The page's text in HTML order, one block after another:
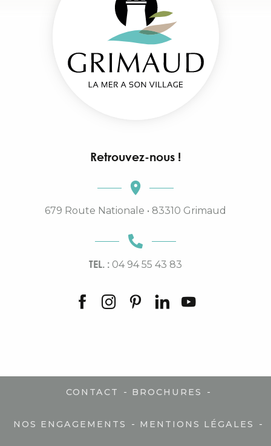
Retrouvez-nous !
679 Route Nationale • 83310 Grimaud
TEL. : 04 94 55 43 83
CONTACT - BROCHURES -
NOS ENGAGEMENTS - MENTIONS LÉGALES -